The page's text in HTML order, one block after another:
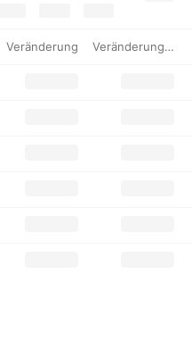
Veränderung Veränderung %